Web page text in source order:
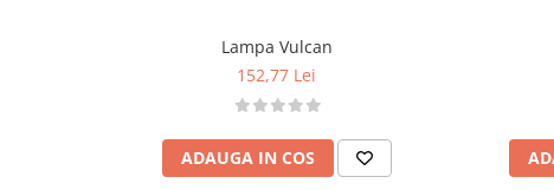
• Funcționare la priză
Detalii tehnice
• Conținut set: lampă, sclipici, adaptor priză
broșură ilustrată
• Dimensiuni cutie: 17 × 17 × 25,7 cm
• Alimentare: priză (fără baterii)
Lampa Vulcan
152,77 Lei
ADAUGA IN COS